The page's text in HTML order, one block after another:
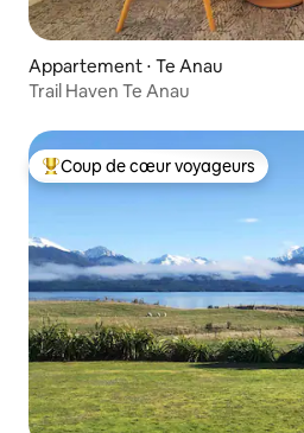
Appartement ⋅ Te Anau
Trail Haven Te Anau
Coups de cœur voyageurs les plus
Coup de cœur voyageurs